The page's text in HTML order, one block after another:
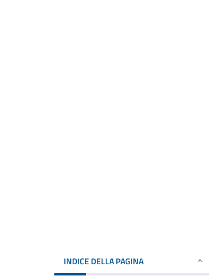
INDICE DELLA PAGINA